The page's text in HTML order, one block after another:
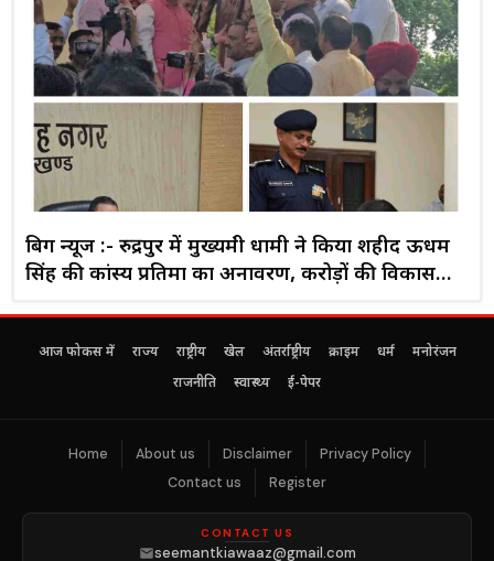
बिग न्यूज :- रुद्रपुर में मुख्यमंत्री धामी ने किया शहीद ऊधम
सिंह की कांस्य प्रतिमा का अनावरण, करोड़ों की विकास
आज फोकस में राज्य राष्ट्रीय खेल अंतर्राष्ट्रीय क्राइम धर्म
मनोरंजन
राजनीति
स्वास्थ्य ई-पेपर
Home About us Disclaimer
Privacy Policy
Contact us
Register
CONTACT US
seemantkiawaaz@gmail.com